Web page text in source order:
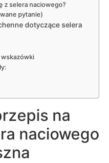
z selera naciowego?
pytanie)
dotyczące selera
wskazówki
na
naciowego